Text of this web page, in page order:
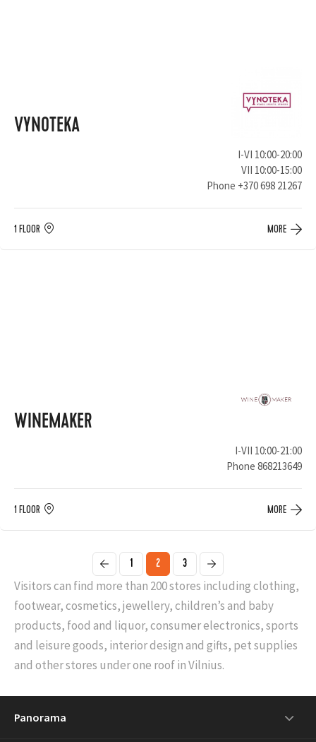
VYNOTEKA
I-VI 10:00-20:00
VII 10:00-15:00
Phone +370 698 21267
1 FLOOR MORE
WINEMAKER
I-VII 10:00-21:00
Phone 868213649
1 FLOOR MORE
1 2 3
Visitors can find more than 200 stores including clothing,
footwear, cosmetics, jewellery, children’s and baby
products, food and liquor, consumer electronics, sports
and leisure goods, interior design and gifts, pet supplies
and other stores under one roof in Vilnius.
Panorama